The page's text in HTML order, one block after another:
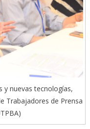
y nuevas tecnologías,
Trabajadores de Prensa